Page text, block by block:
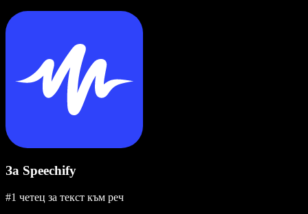
За Speechify
#1 четец за текст към реч